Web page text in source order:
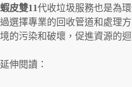
蝦皮雙11代收垃圾服務也是為
過選擇專業的回收管道和處理
境的污染和破壞，促進資源的
延伸閱讀：